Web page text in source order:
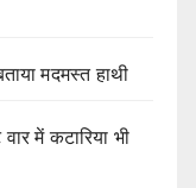
मदमस्त हाथी
में कटारिया भी